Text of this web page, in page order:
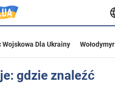
Wojskowa Dla Ukrainy
Wołodymyr
gdzie znaleźć